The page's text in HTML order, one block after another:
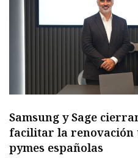
Samsung y Sage
facilitar la renovación
pymes españolas